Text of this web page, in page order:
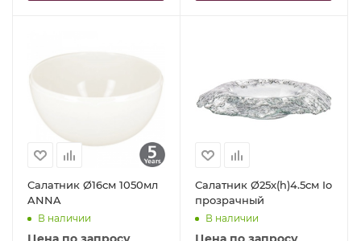
Салатник Ø16см 1050мл
ANNA
В наличии
Салатник Ø25x(h)4.5см Io
прозрачный
В наличии